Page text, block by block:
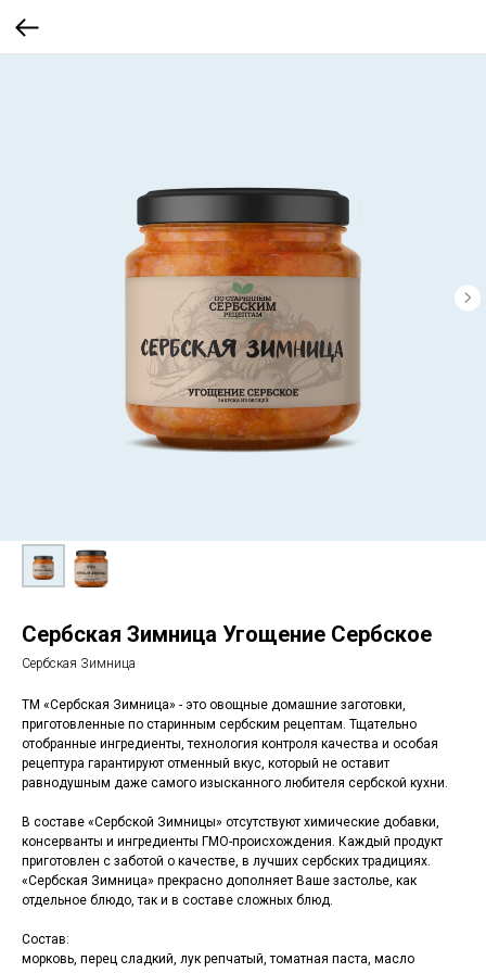
Сербская Зимница Угощение Сербское
Сербская Зимница
ТМ «Сербская Зимница» - это овощные домашние заготовки,
приготовленные по старинным сербским рецептам. Тщательно
отобранные ингредиенты, технология контроля качества и особая
рецептура гарантируют отменный вкус, который не оставит
равнодушным даже самого изысканного любителя сербской кухни.
В составе «Сербской Зимницы» отсутствуют химические добавки,
консерванты и ингредиенты ГМО-происхождения. Каждый продукт
приготовлен с заботой о качестве, в лучших сербских традициях.
«Сербская Зимница» прекрасно дополняет Ваше застолье, как
отдельное блюдо, так и в составе сложных блюд.
Состав:
морковь, перец сладкий, лук репчатый, томатная паста, масло